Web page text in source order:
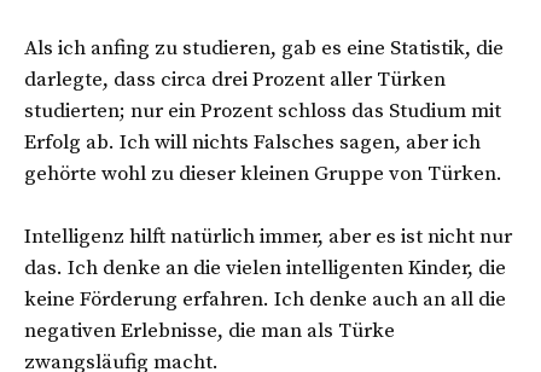
Als ich anfing zu studieren, gab es eine Statistik, die
darlegte, dass circa drei Prozent aller Türken
studierten; nur ein Prozent schloss das Studium mit
Erfolg ab. Ich will nichts Falsches sagen, aber ich
gehörte wohl zu dieser kleinen Gruppe von Türken.
Intelligenz hilft natürlich immer, aber es ist nicht nur
das. Ich denke an die vielen intelligenten Kinder, die
keine Förderung erfahren. Ich denke auch an all die
negativen Erlebnisse, die man als Türke
zwangsläufig macht.